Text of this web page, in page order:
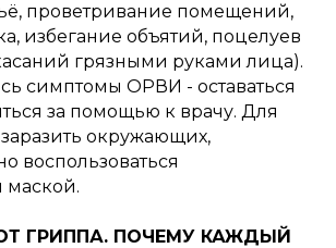
проветривание помещений,
избегание объятий, поцелуев
грязными руками лица).
симптомы ОРВИ - оставаться
за помощью к врачу. Для
заразить окружающих,
воспользоваться
ГРИППА. ПОЧЕМУ КАЖДЫЙ